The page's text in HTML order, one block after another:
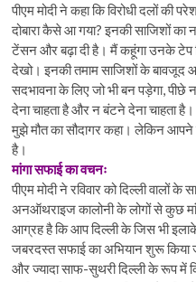
पीएम मोदी ने कहा कि विरोधी दलों की
दोबारा कैसे आ गया? इनकी साजिशों
टेंसन और बढ़ा दी है। मैं कहूंगा उनके टेप
देखो। इनकी तमाम साजिशों के
सदभावना के लिए जो भी बन पड़ेगा,
देना चाहता है और न बंटने देना चाहता
मुझे मौत का सौदागर कहा। लेकिन
है।
मांगा सफाई का वचनः
पीएम मोदी ने रविवार को दिल्ली वालों
अनऑथराइज कालोनी के लोगों से कुछ
आग्रह है कि आप दिल्ली के जिस भी
जबरदस्त सफाई का अभियान शुरू किया
और ज्यादा साफ-सुथरी दिल्ली के रूप में